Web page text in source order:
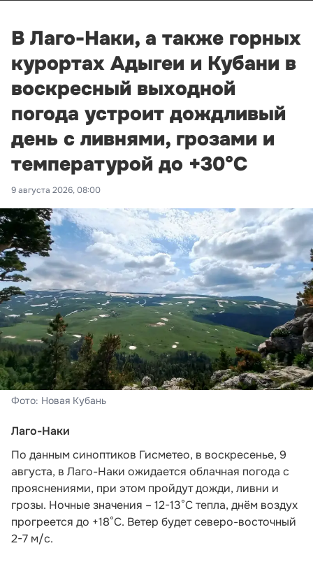
В Лаго-Наки, а также горных
курортах Адыгеи и Кубани в
воскресный выходной
погода устроит дождливый
день с ливнями, грозами и
температурой до +30°С
9 августа 2026, 08:00
Фото: Новая Кубань
Лаго-Наки
По данным синоптиков Гисметео, в воскресенье, 9
августа, в Лаго-Наки ожидается облачная погода с
прояснениями, при этом пройдут дожди, ливни и
грозы. Ночные значения – 12-13°С тепла, днём воздух
прогреется до +18°С. Ветер будет северо-восточный
2-7 м/с.